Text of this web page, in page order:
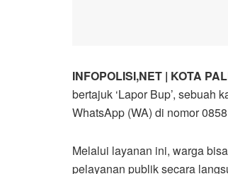
INFOPOLISI,NET | KOTA
bertajuk ‘Lapor Bup’,
WhatsApp (WA) di nomor
Melalui layanan ini, warga
pelayanan publik secara